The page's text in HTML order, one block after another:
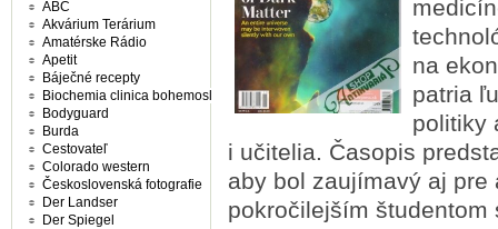
na
patria
politiky
i učitelia. Časopis
aby bol zaujímavý aj
pokročilejším
ABC
Akvárium Terárium
Amatérske Rádio
Apetit
Báječné recepty
Biochemia clinica bohemoslovaca
Bodyguard
Burda
Cestovateľ
Colorado western
Československá fotografie
Der Landser
Der Spiegel